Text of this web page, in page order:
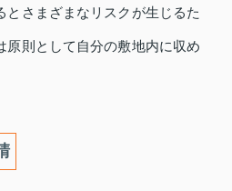
とさまざまなリスクが生じるた
原則として自分の敷地内に収め